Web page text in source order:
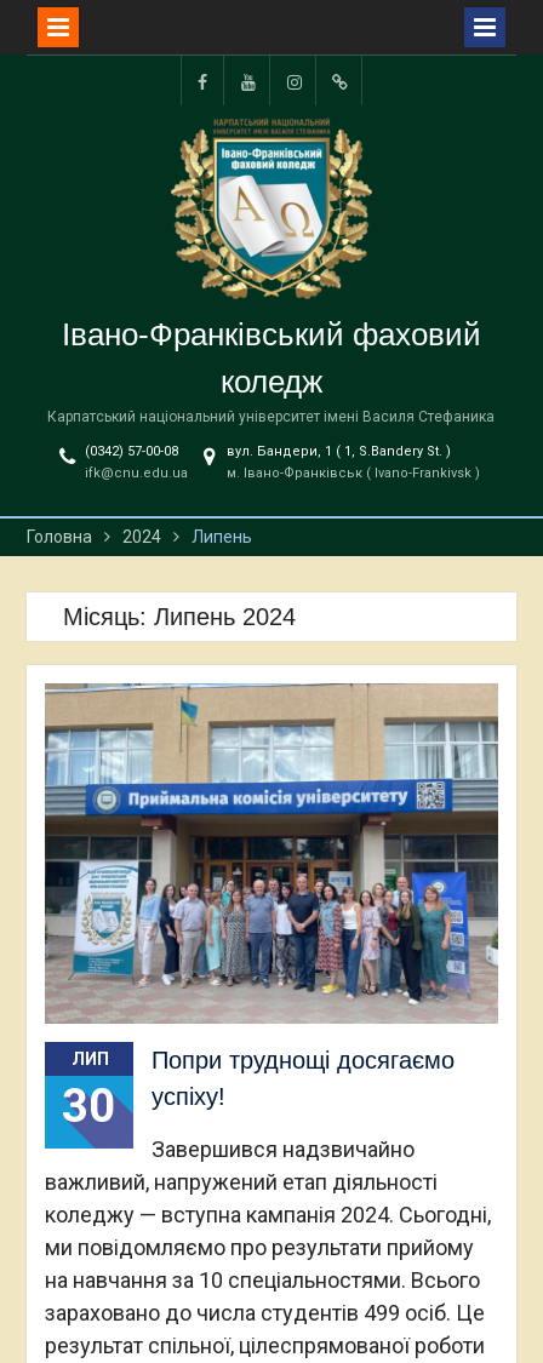
FacebookYouTubeInstagramTikTok
Івано-Франківський фаховий
коледж
Карпатський національний університет імені Василя Стефаника
(0342) 57-00-08
ifk@cnu.edu.ua
вул. Бандери, 1 ( 1, S.Bandery St. )
м. Івано-Франківськ ( Ivano-Frankivsk )
Головна 2024 Липень
Місяць: Липень 2024
ЛИП
30
Попри труднощі досягаємо
успіху!
Завершився надзвичайно
важливий, напружений етап діяльності
коледжу — вступна кампанія 2024. Сьогодні,
ми повідомляємо про результати прийому
на навчання за 10 спеціальностями. Всього
зараховано до числа студентів 499 осіб. Це
результат спільної, цілеспрямованої роботи